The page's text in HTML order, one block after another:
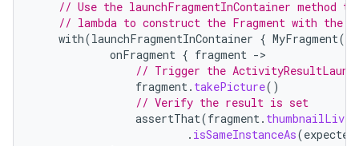
// Use the launchFragmentInContainer method
// lambda to construct the Fragment with the
with(launchFragmentInContainer { MyFragment(
onFragment { fragment -
// Trigger the
fragment. takePicture()
// Verify the result is set
assertThat(fragment.
. isSameInstanceAs(